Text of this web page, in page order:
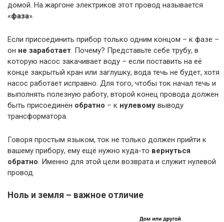
домой. На жаргоне электриков этот провод называется
«фаза».
Если присоединить прибор только одним концом – к фазе –
он не заработает. Почему? Представьте себе трубу, в
которую насос закачивает воду – если поставить на её
конце закрытый кран или заглушку, вода течь не будет, хотя
насос работает исправно. Для того, чтобы ток начал течь и
выполнять полезную работу, второй конец провода должен
быть присоединён обратно – к нулевому выводу
трансформатора.
Говоря простым языком, ток не только должен прийти к
вашему прибору, ему ещё нужно куда-то вернуться
обратно. Именно для этой цели возврата и служит нулевой
провод.
Ноль и земля – важное отличие